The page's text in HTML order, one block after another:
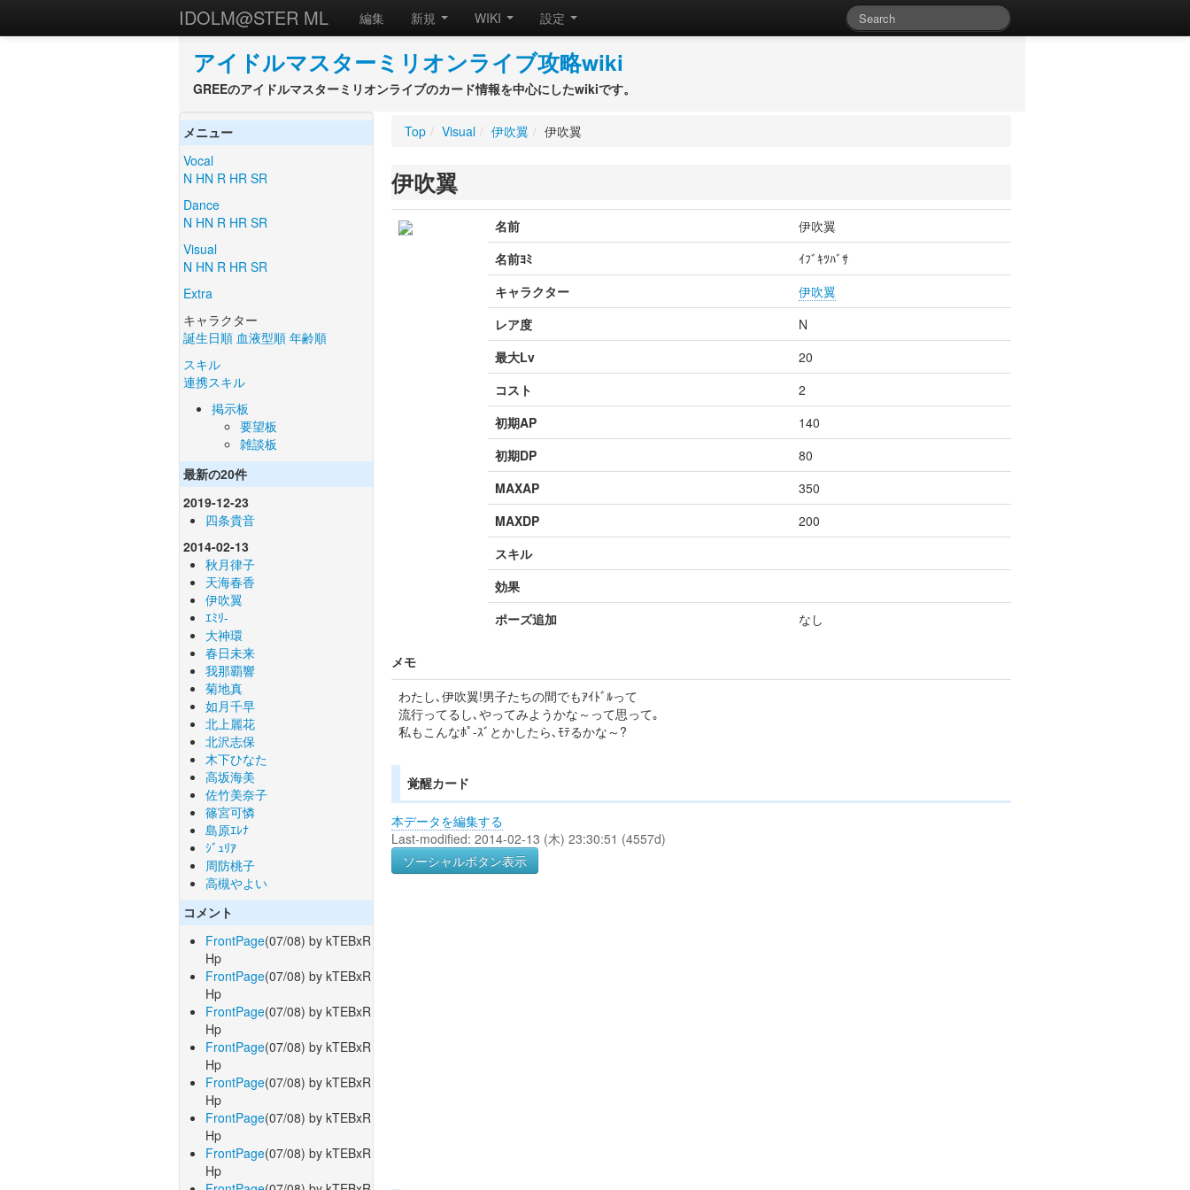
IDOLM@STER ML 編集 新規 WIKI 設定
アイドルマスターミリオンライブ攻略wiki
GREEのアイドルマスターミリオンライブのカード情報を中心にしたwikiです。
メニュー
Vocal
N HN R HR SR
Dance
N HN R HR SR
Visual
N HN R HR SR
Extra
キャラクター
誕生日順 血液型順 年齢順
スキル
連携スキル
掲示板
要望板
雑談板
最新の20件
2019-12-23
四条貴音
2014-02-13
秋月律子
天海春香
伊吹翼
ｴﾐﾘ-
大神環
春日未来
我那覇響
菊地真
如月千早
北上麗花
北沢志保
木下ひなた
高坂海美
佐竹美奈子
篠宮可憐
島原ｴﾚﾅ
ｼﾞｭﾘｱ
周防桃子
高槻やよい
コメント
FrontPage(07/08) by kTEBxR
Hp
FrontPage(07/08) by kTEBxR
Hp
FrontPage(07/08) by kTEBxR
Hp
FrontPage(07/08) by kTEBxR
Hp
FrontPage(07/08) by kTEBxR
Hp
FrontPage(07/08) by kTEBxR
Hp
FrontPage(07/08) by kTEBxR
Hp
Top / Visual / 伊吹翼 / 伊吹翼
伊吹翼
名前
伊吹翼
名前ﾖﾐ
ｲﾌﾞｷﾂﾊﾞｻ
キャラクター
伊吹翼
レア度
N
最大Lv
20
コスト
2
初期AP
140
初期DP
80
MAXAP
350
MAXDP
200
スキル
効果
ポーズ追加
なし
メモ
わたし､伊吹翼!男子たちの間でもｱｲﾄﾞﾙって
流行ってるし､やってみようかな～って思って｡
私もこんなﾎﾟ-ｽﾞとかしたら､ﾓﾃるかな～?
覚醒カード
本データを編集する
Last-modified: 2014-02-13 (木) 23:30:51 (4557d)
ソーシャルボタン表示